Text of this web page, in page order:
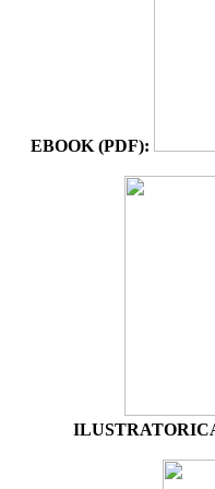
EBOOK (PDF):